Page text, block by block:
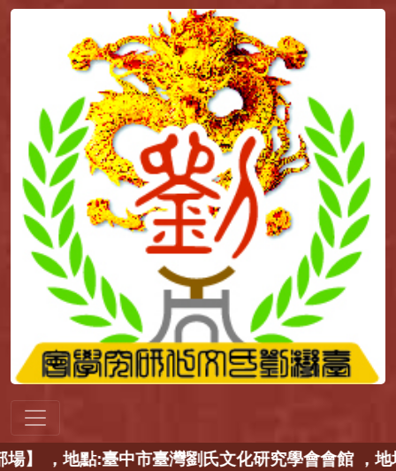
，地點:臺中市臺灣劉氏文化研究學會會館 ，地